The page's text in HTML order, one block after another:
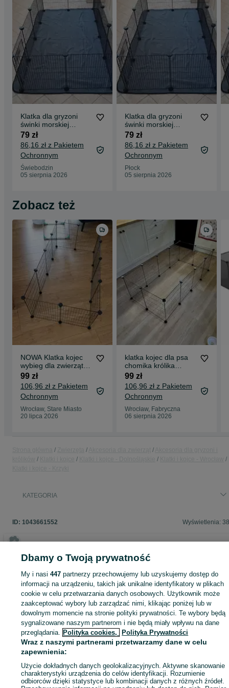
• 1 x podkładka wodoodporna (Oxford)
• 1 x gumowy młotek
• 1 x instrukcja
Klatka dla gryzoni
świnki morskiej
chomika szczeniaka
królika KOJEC
79 zł
86,16 zł z Pakietem
Ochronnym
Świebodzin
05 sierpnia 2026
Klatka dla gryzoni
świnki morskiej
chomika szczeniaka
królika KOJEC
79 zł
86,16 zł z Pakietem
Ochronnym
Płock
05 sierpnia 2026
Zobacz też
NOWA Klatka kojec
wybieg dla zwierząt
dla królika dla kota
psa
99 zł
106,96 zł z Pakietem
Ochronnym
Wrocław, Stare Miasto
20 lipca 2026
klatka kojec dla psa
chomika królika
wybieg zagroda
99 zł
106,96 zł z Pakietem
Ochronnym
Wrocław, Fabryczna
06 sierpnia 2026
KATEGORIA
ID: 1043661552 Wyświetlenia:
sprzedającym
Zaloguj się / Załóż konto
Kup
Dbamy o Twoją prywatność
My i nasi447 partnerzy przechowujemy lub uzyskujemy dostęp do
informacji na urządzeniu, takich jak unikalne identyfikatory w plikach
cookie w celu przetwarzania danych osobowych. Użytkownik może
zaakceptować wybory lub zarządzać nimi, klikając poniżej lub w
dowolnym momencie na stronie polityki prywatności. Te wybory będą
sygnalizowane naszym partnerom i nie będą miały wpływu na dane
przeglądania. Polityka cookies, Polityka Prywatności
Wraz z naszymi partnerami przetwarzamy dane w celu
zapewnienia:
Użycie dokładnych danych geolokalizacyjnych. Aktywne skanowanie
charakterystyki urządzenia do celów identyfikacji. Rozumienie
odbiorców dzięki statystyce lub kombinacji danych z różnych źródeł.